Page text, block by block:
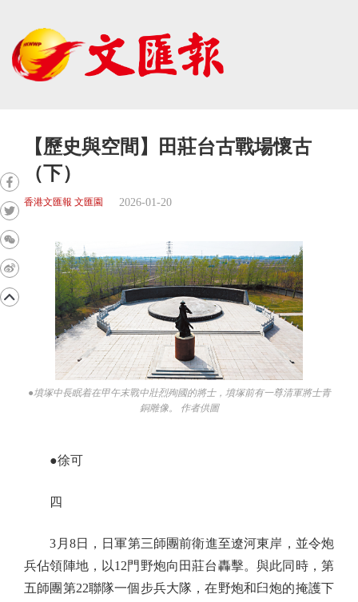
【歷史與空間】田莊台古戰場懷古
（下）
香港文匯報 文匯園 2026-01-20
●墳塚中長眠着在甲午末戰中壯烈殉國的將士，墳塚前有一尊清軍將士青
銅雕像。 作者供圖
●徐可
四
3月8日，日軍第三師團前衛進至遼河東岸，並令炮
兵佔領陣地，以12門野炮向田莊台轟擊。與此同時，第
五師團第22聯隊一個步兵大隊，在野炮和臼炮的掩護下